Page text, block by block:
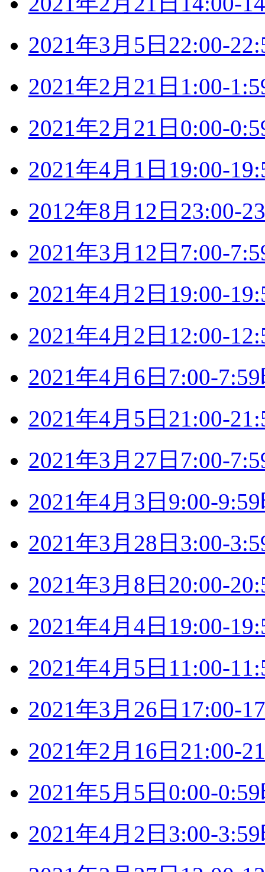
2021年3月5日22:00-
2021年2月21日1:00-
2021年2月21日0:00-
2021年4月1日19:00-
2012年8月12日23:00-
2021年3月12日7:00-
2021年4月2日19:00-
2021年4月2日12:00-
2021年4月6日7:00-
2021年4月5日21:00-
2021年3月27日7:00-
2021年4月3日9:00-
2021年3月28日3:00-
2021年3月8日20:00-
2021年4月4日19:00-
2021年4月5日11:00-
2021年3月26日17:00-
2021年2月16日21:00-
2021年5月5日0:00-
2021年4月2日3:00-